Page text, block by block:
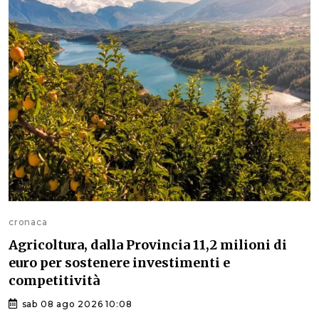
cronaca
Agricoltura, dalla Provincia 11,2 milioni di
euro per sostenere investimenti e
competitività
sab 08 ago 2026 10:08